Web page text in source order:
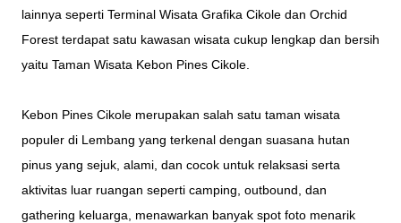
lainnya seperti Terminal Wisata Grafika Cikole dan Orchid
Forest terdapat satu kawasan wisata cukup lengkap dan bersih
yaitu Taman Wisata Kebon Pines Cikole.
Kebon Pines Cikole merupakan salah satu taman wisata
populer di Lembang yang terkenal dengan suasana hutan
pinus yang sejuk, alami, dan cocok untuk relaksasi serta
aktivitas luar ruangan seperti camping, outbound, dan
gathering keluarga, menawarkan banyak spot foto menarik